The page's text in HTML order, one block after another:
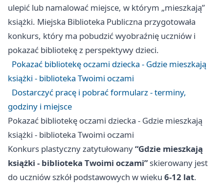
ulepić lub namalować miejsce, w którym „mieszkają”
książki. Miejska Biblioteka Publiczna przygotowała
konkurs, który ma pobudzić wyobraźnię uczniów i
pokazać bibliotekę z perspektywy dzieci.
Pokazać bibliotekę oczami dziecka - Gdzie mieszkają
książki - biblioteka Twoimi oczami
Dostarczyć pracę i pobrać formularz - terminy,
godziny i miejsce
Pokazać bibliotekę oczami dziecka - Gdzie mieszkają
książki - biblioteka Twoimi oczami
Konkurs plastyczny zatytułowany“Gdzie mieszkają
książki - biblioteka Twoimi oczami”skierowany jest
do uczniów szkół podstawowych w wieku 6-12 lat.